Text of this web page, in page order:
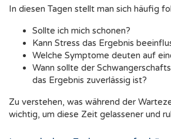
In diesen Tagen stellt man sich häufig
Sollte ich mich schonen?
Kann Stress das Ergebnis
Welche Symptome deuten auf
Wann sollte der
das Ergebnis zuverlässig ist?
Zu verstehen, was während der
wichtig, um diese Zeit gelassener und